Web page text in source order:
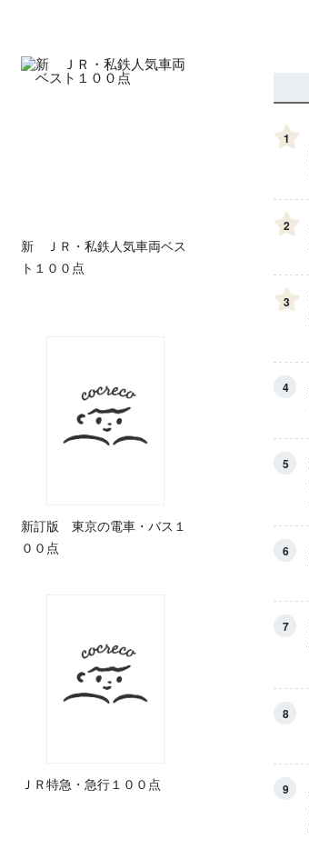
新 ＪＲ・私鉄人気車両ベス
ト１００点
新訂版 東京の電車・バス１
００点
ＪＲ特急・急行１００点
1
2
3
4
5
6
7
8
9